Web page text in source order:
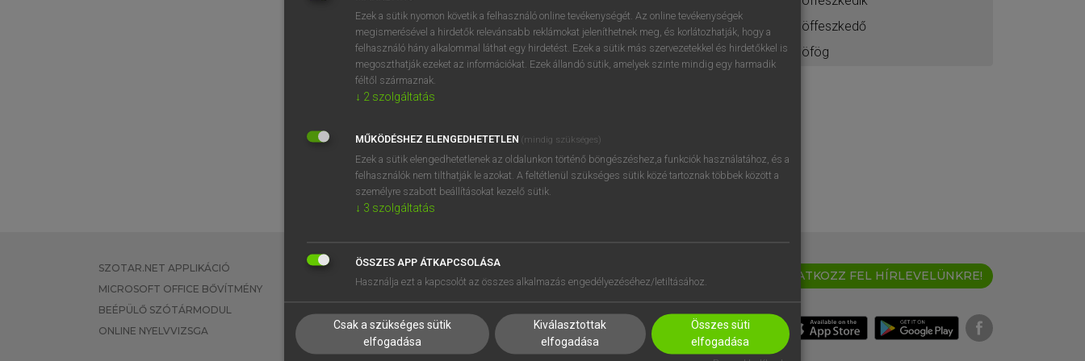
pöffeszkedő
pöfög
SZOTAR.NET APPLIKÁCIÓ
MICROSOFT OFFICE BŐVÍTMÉNY
BEÉPÜLŐ SZÓTÁRMODUL
ONLINE NYELVVIZSGA
EGYÉNI FELHASZNÁLÓKNAK
TANULÓKNAK
VÁLLALATI MEGOLDÁSOK
SÚGÓ
RÓLUNK
SÜTI BEÁLLÍTÁSOK
IRATKOZZ FEL HÍRLEVELÜNKRE!
Ezek a sütik nyomon követik a felhasználó online tevékenységét. Az online tevékenységek
megismerésével a hirdetők relevánsabb reklámokat jeleníthetnek meg, és korlátozhatják, hogy a
felhasználó hány alkalommal láthat egy hirdetést. Ezek a sütik más szervezetekkel és hirdetőkkel is
megoszthatják ezeket az információkat. Ezek állandó sütik, amelyek szinte mindig egy harmadik
féltől származnak.
↓ 2 szolgáltatás
MŰKÖDÉSHEZ ELENGEDHETETLEN (mindig szükséges)
Ezek a sütik elengedhetetlenek az oldalunkon történő böngészéshez,a funkciók használatához, és a
felhasználók nem tilthatják le azokat. A feltétlenül szükséges sütik közé tartoznak többek között a
személyre szabott beállításokat kezelő sütik.
↓ 3 szolgáltatás
ÖSSZES APP ÁTKAPCSOLÁSA
Használja ezt a kapcsolót az összes alkalmazás engedélyezéséhez/letiltásához.
Csak a szükséges sütik
elfogadása
Kiválasztottak
elfogadása
Összes süti
elfogadása